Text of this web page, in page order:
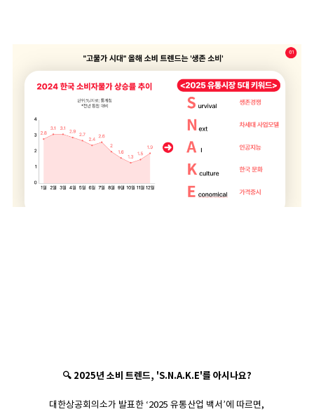
🔍 2025년 소비 트렌드, 'S.N.A.K.E'를 아시나요?
대한상공회의소가 발표한 ‘2025 유통산업 백서’에 따르면,